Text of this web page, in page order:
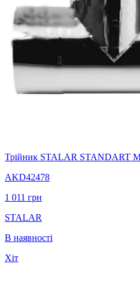
Трійник STALAR STANDART
AKD42478
1 011 грн
STALAR
В наявності
Хіт